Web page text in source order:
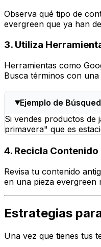
Observa qué tipo de
evergreen que ya han
3. Utiliza
Herramientas como
Busca términos con
Ejemplo de
Si vendes productos
primavera" que es
4. Recicla
Revisa tu contenido
en una pieza evergreen
Estrategias
Una vez que tienes tus